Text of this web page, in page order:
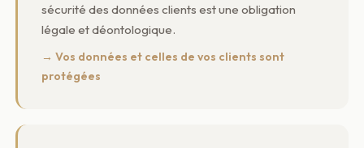
sécurité des données clients est une obligation
légale et déontologique.
→ Vos données et celles de vos clients sont
protégées